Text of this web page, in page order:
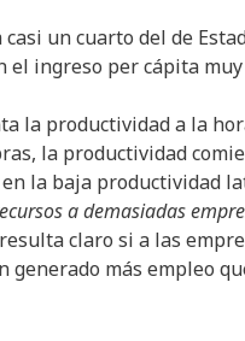
un cuarto del de
el ingreso per cápita
la productividad a la
la productividad
la baja productividad
a demasiadas
claro si a las
más empleo